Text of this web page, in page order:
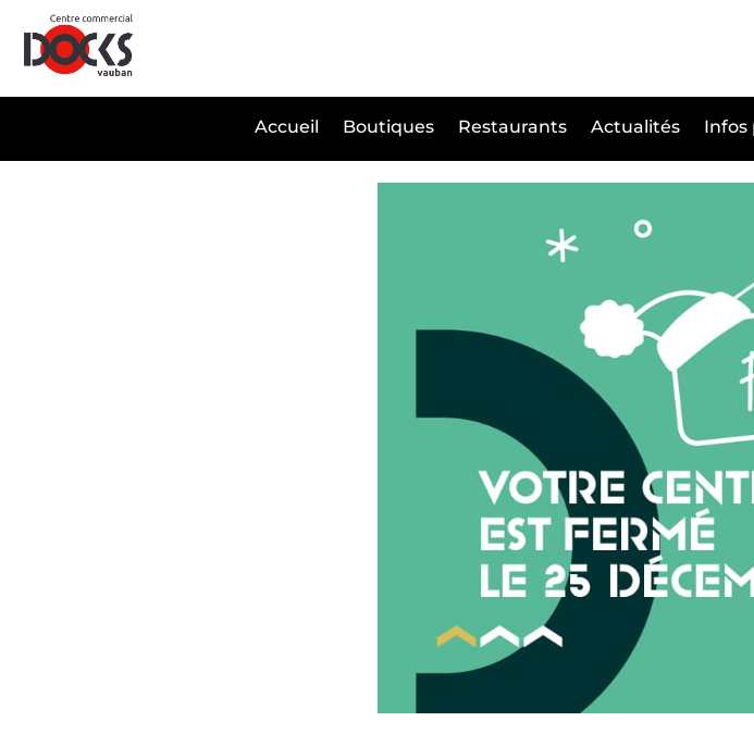
Accueil Boutiques Restaurants Actualités Infos
Panneau de gestion des cookies